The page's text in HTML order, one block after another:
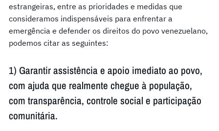
estrangeiras, entre as prioridades e medidas que
consideramos indispensáveis para enfrentar a
emergência e defender os direitos do povo venezuelano,
podemos citar as seguintes:
1) Garantir assistência e apoio imediato ao povo,
com ajuda que realmente chegue à população,
com transparência, controle social e participação
comunitária.